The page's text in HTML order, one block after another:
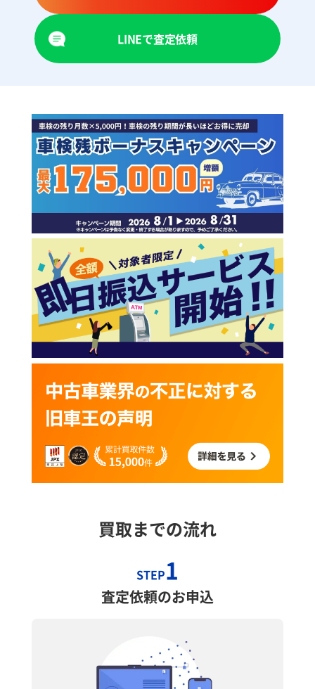
LINEで査定依頼
買取までの流れ
STEP1
査定依頼のお申込